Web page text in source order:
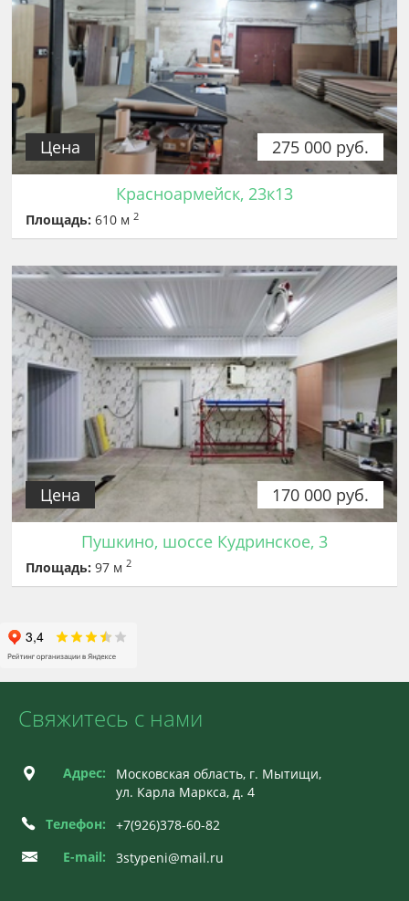
275 000 руб.
Цена
Красноармейск, 23к13
Площадь: 610 м2
170 000 руб.
Цена
Пушкино, шоссе Кудринское, 3
Площадь: 97 м2
Свяжитесь с нами
Адрес:
Московская область, г. Мытищи,
ул. Карла Маркса, д. 4
Телефон:
+7(926)378-60-82
E-mail:
3stypeni@mail.ru